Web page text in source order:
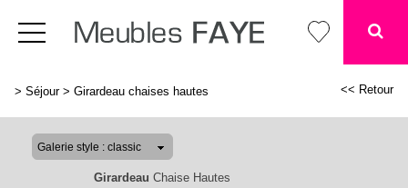
> Séjour> Girardeau chaises hautes << Retour
Girardeau Chaise Hautes